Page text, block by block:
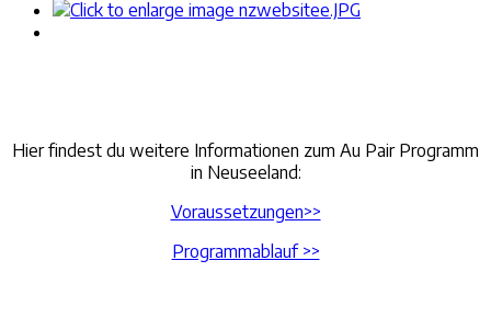
Hier findest du weitere Informationen zum Au Pair Programm
in Neuseeland:
Voraussetzungen>>
Programmablauf >>